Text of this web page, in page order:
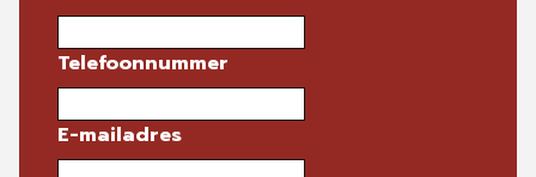
Telefoonnummer
E-mailadres